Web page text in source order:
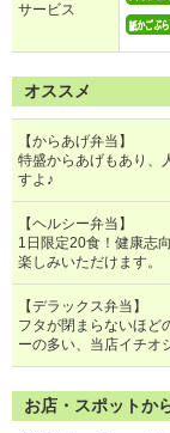
サービス
オススメ
【からあげ弁当】
特盛からあげもあり、
すよ♪
【ヘルシー弁当】
1日限定20食！健康志
楽しみいただけます。
【デラックス弁当】
フタが閉まらないほど
ーの多い、当店イチオ
お店・スポットか